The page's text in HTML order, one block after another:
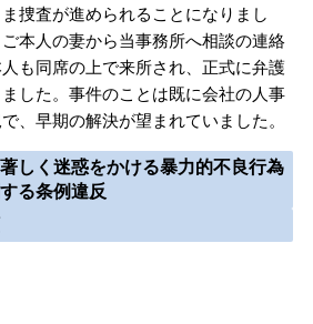
て 知りたい方
ベース
捜査が進められることになりまし
本人の妻から当事務所へ相談の連絡
も同席の上で来所され、正式に弁護
した。事件のことは既に会社の人事
、早期の解決が望まれていました。
しく迷惑をかける暴力的不良行為
る条例違反